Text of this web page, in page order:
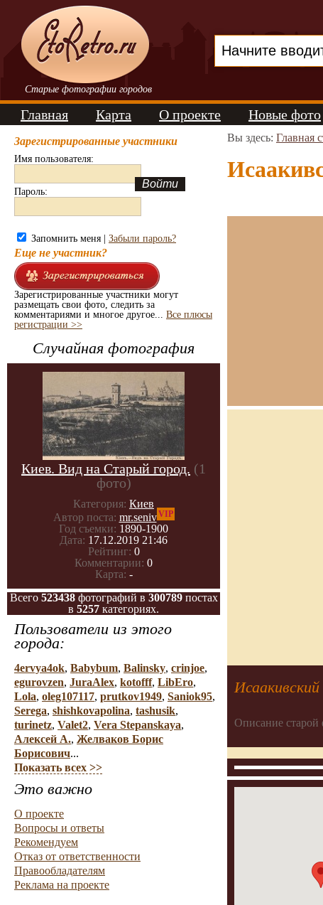
Старые фотографии городов
Главная Карта О проекте Новые фото
Зарегистрированные участники
Имя пользователя:
Пароль:
Запомнить меня | Забыли пароль?
Еще не участник?
Зарегистрированные участники могут
размещать свои фото, следить за
комментариями и многое другое... Все плюсы
регистрации >>
Случайная фотография
Киев. Вид на Старый город. (1
фото)
Категория: Киев
Автор поста: mr.senivVIP
Год съемки: 1890-1900
Дата: 17.12.2019 21:46
Рейтинг: 0
Комментарии: 0
Карта: -
Всего 523438фотографий в 300789постах
в 5257 категориях.
Пользователи из этого
города:
4ervya4ok, Babybum, Balinsky, crinjoe,
egurovzen, JuraAlex, kotofff, LibEro,
Lola, oleg107117, prutkov1949, Saniok95,
Serega, shishkovapolina, tashusik,
turinetz, Valet2, Vera Stepanskaya,
Алексей А., Желваков Борис
Борисович...
Показать всех >>
Это важно
О проекте
Вопросы и ответы
Рекомендуем
Отказ от ответственности
Правообладателям
Реклама на проекте
Вы здесь: Главная
Исаакивский
Описание старой